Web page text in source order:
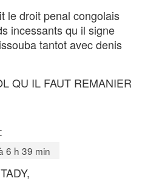
le droit penal congolais
incessants qu il signe
tantot avec denis
QU IL FAUT REMANIER
6 h 39 min